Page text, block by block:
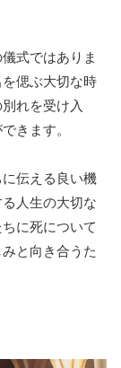
式ではありま
偲ぶ大切な時
れを受け入
きます。
伝える良い機
人生の大切な
に死について
と向き合うた